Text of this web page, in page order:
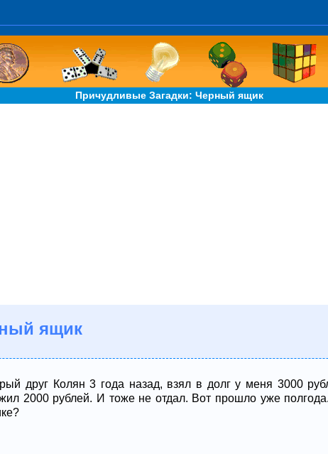
Причудливые Загадки: Черный ящик
ящик
друг Колян 3 года назад, взял в долг у меня 3000
2000 рублей. И тоже не отдал. Вот прошло уже